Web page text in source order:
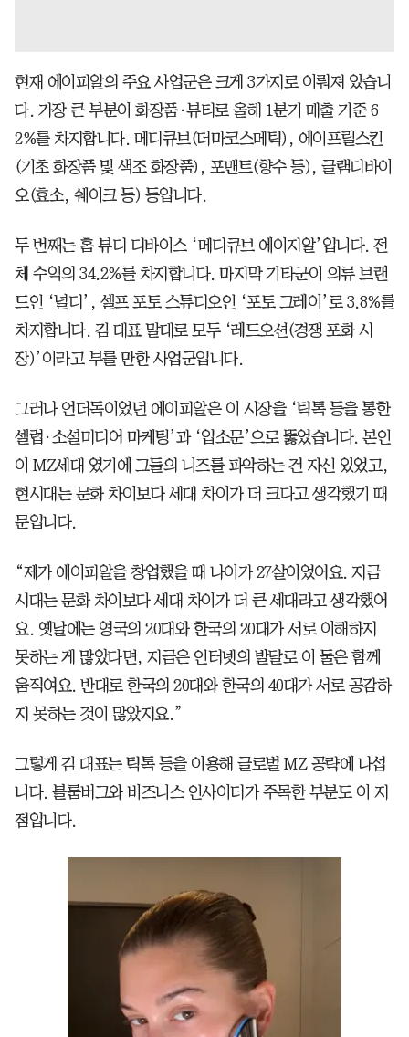
현재 에이피알의 주요 사업군은 크게 3가지로 이뤄져 있습니
다. 가장 큰 부분이 화장품·뷰티로 올해 1분기 매출 기준 6
2%를 차지합니다. 메디큐브(더마코스메틱), 에이프릴스킨
(기초 화장품 및 색조 화장품), 포맨트(향수 등), 글램디바이
오(효소, 쉐이크 등) 등입니다.
두 번째는 홈 뷰디 디바이스 ‘메디큐브 에이지알’입니다. 전
체 수익의 34.2%를 차지합니다. 마지막 기타군이 의류 브랜
드인 ‘널디’, 셀프 포토 스튜디오인 ‘포토 그레이’로 3.8%를
차지합니다. 김 대표 말대로 모두 ‘레드오션(경쟁 포화 시
장)’이라고 부를 만한 사업군입니다.
그러나 언더독이었던 에이피알은 이 시장을 ‘틱톡 등을 통한
셀럽·소셜미디어 마케팅’과 ‘입소문’으로 뚫었습니다. 본인
이 MZ세대 였기에 그들의 니즈를 파악하는 건 자신 있었고,
현시대는 문화 차이보다 세대 차이가 더 크다고 생각했기 때
문입니다.
“제가 에이피알을 창업했을 때 나이가 27살이었어요. 지금
시대는 문화 차이보다 세대 차이가 더 큰 세대라고 생각했어
요. 옛날에는 영국의 20대와 한국의 20대가 서로 이해하지
못하는 게 많았다면, 지금은 인터넷의 발달로 이 둘은 함께
움직여요. 반대로 한국의 20대와 한국의 40대가 서로 공감하
지 못하는 것이 많았지요.”
그렇게 김 대표는 틱톡 등을 이용해 글로벌 MZ 공략에 나섭
니다. 블룸버그와 비즈니스 인사이더가 주목한 부분도 이 지
점입니다.